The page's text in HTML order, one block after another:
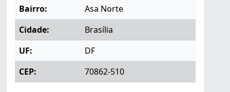
Bairro:
Asa Norte
Cidade:
Brasília
UF:
DF
CEP:
70862-510